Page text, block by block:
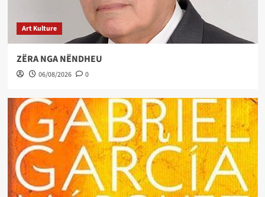
Art Kulture
ZËRA NGA NËNDHEU
06/08/2026 0